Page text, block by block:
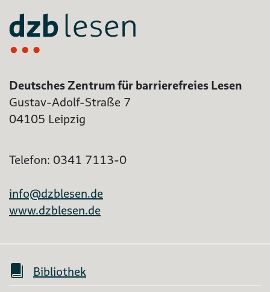
Deutsches Zentrum für barrierefreies Lesen
Gustav-Adolf-Straße 7
04105 Leipzig
Telefon: 0341 7113-0
info@dzblesen.de
www.dzblesen.de
Bibliothek